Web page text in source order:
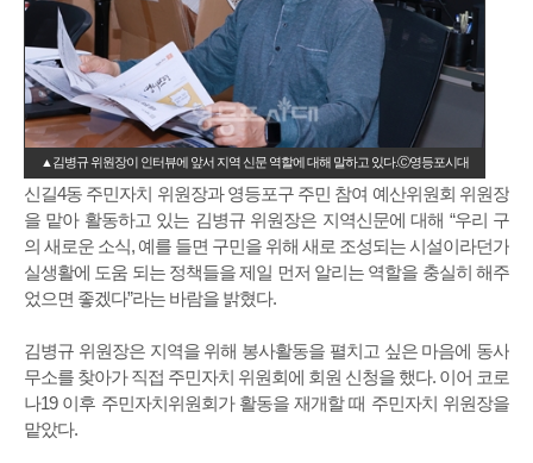
▲김병규 위원장이 인터뷰에 앞서 지역 신문 역할에 대해 말하고 있다.Ⓒ영등포시대
신길4동 주민자치 위원장과 영등포구 주민 참여 예산위원회 위원장
을 맡아 활동하고 있는 김병규 위원장은 지역신문에 대해 “우리 구
의 새로운 소식, 예를 들면 구민을 위해 새로 조성되는 시설이라던가
실생활에 도움 되는 정책들을 제일 먼저 알리는 역할을 충실히 해주
었으면 좋겠다”라는 바람을 밝혔다.
김병규 위원장은 지역을 위해 봉사활동을 펼치고 싶은 마음에 동사
무소를 찾아가 직접 주민자치 위원회에 회원 신청을 했다. 이어 코로
나19 이후 주민자치위원회가 활동을 재개할 때 주민자치 위원장을
맡았다.